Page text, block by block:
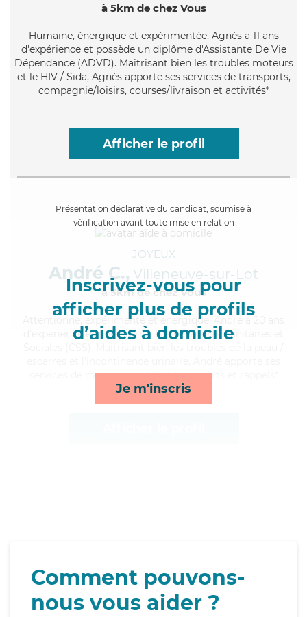
à 5km de chez Vous
Humaine, énergique et expérimentée, Agnès a 11 ans
d'expérience et possède un diplôme d'Assistante De Vie
Dépendance (ADVD). Maitrisant bien les troubles moteurs
et le HIV / Sida, Agnès apporte ses services de transports,
compagnie/loisirs, courses/livraison et activités*
Afficher le profil
Présentation déclarative du candidat, soumise à
vérification avant toute mise en relation
Inscrivez-vous pour
afficher plus de profils
d’aides à domicile
Je m'inscris
JOYEUX
André C., Villeneuve-sur-Lot
à 5km de chez Vous
, expérimenté et énergique, André a 20 ans
d'expérience et possède un BEP Carrières Sanitaires et
services de ménage, mobilité, transports et rappels*
Comment pouvons-
nous vous aider ?